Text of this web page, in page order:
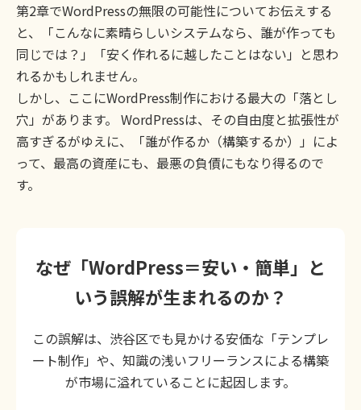
第2章でWordPressの無限の可能性についてお伝えする
と、「こんなに素晴らしいシステムなら、誰が作っても
同じでは？」「安く作れるに越したことはない」と思わ
れるかもしれません。
しかし、ここにWordPress制作における最大の「落とし
穴」があります。 WordPressは、その自由度と拡張性が
高すぎるがゆえに、「誰が作るか（構築するか）」によ
って、最高の資産にも、最悪の負債にもなり得るので
す。
なぜ「WordPress＝安い・簡単」と
いう誤解が生まれるのか？
この誤解は、渋谷区でも見かける安価な「テンプレ
ート制作」や、知識の浅いフリーランスによる構築
が市場に溢れていることに起因します。